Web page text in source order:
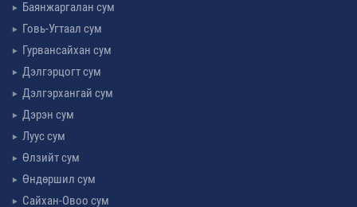
Баянжаргалан сум
Говь-Угтаал сум
Гурвансайхан сум
Дэлгэрцогт сум
Дэлгэрхангай сум
Дэрэн сум
Луус сум
Өлзийт сум
Өндөршил сум
Сайхан-Овоо сум